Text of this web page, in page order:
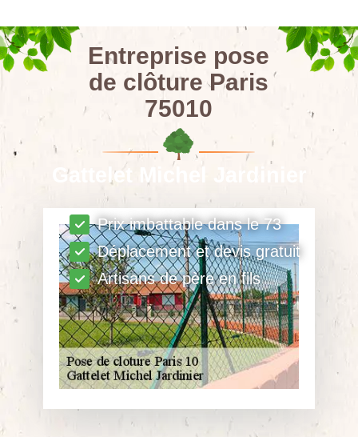
Gattelet Michel Jardinier
Prix imbattable dans le 73
Déplacement et devis gratuit
Artisans de père en fils
Entreprise pose
de clôture Paris
75010